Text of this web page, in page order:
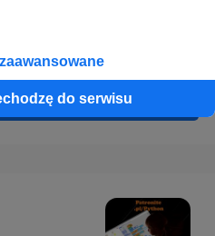
do serwisu
się i przejdź dalej